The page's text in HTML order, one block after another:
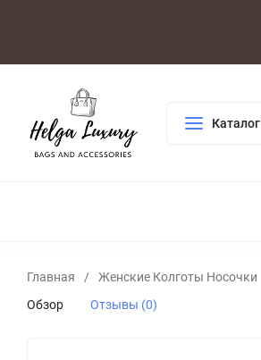
Главная / Женские Колготы Носочки
Обзор
Отзывы (0)